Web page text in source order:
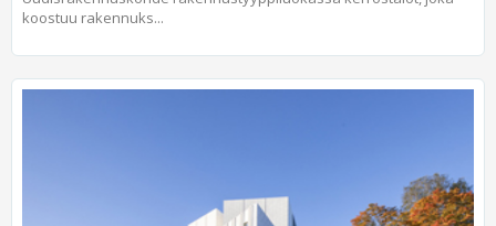
koostuu rakennuks...